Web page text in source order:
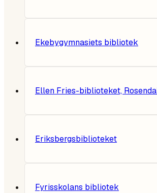
Ekebygymnasiets bibliotek
Ellen Fries-biblioteket,
Eriksbergsbiblioteket
Fyrisskolans bibliotek